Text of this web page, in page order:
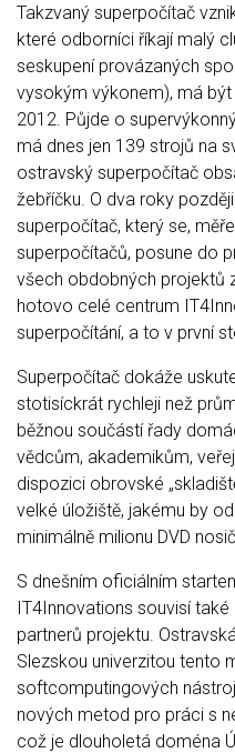
Takzvaný superpočítač
které odborníci říkají malý
seskupení provázaných
vysokým výkonem), má
2012. Půjde o
má dnes jen 139 strojů na
ostravský superpočítač
žebříčku. O dva roky
superpočítač, který se,
superpočítačů, posune do
všech obdobných projektů
hotovo celé centrum
superpočítání, a to v první
Superpočítač dokáže
stotisíckrát rychleji než
běžnou součástí řady
vědcům, akademikům,
dispozici obrovské
velké úložiště, jakému by
minimálně milionu DVD
S dnešním oficiálním
IT4Innovations souvisí také
partnerů projektu.
Slezskou univerzitou tento
softcomputingových
nových metod pro práci s
což je dlouholetá doména